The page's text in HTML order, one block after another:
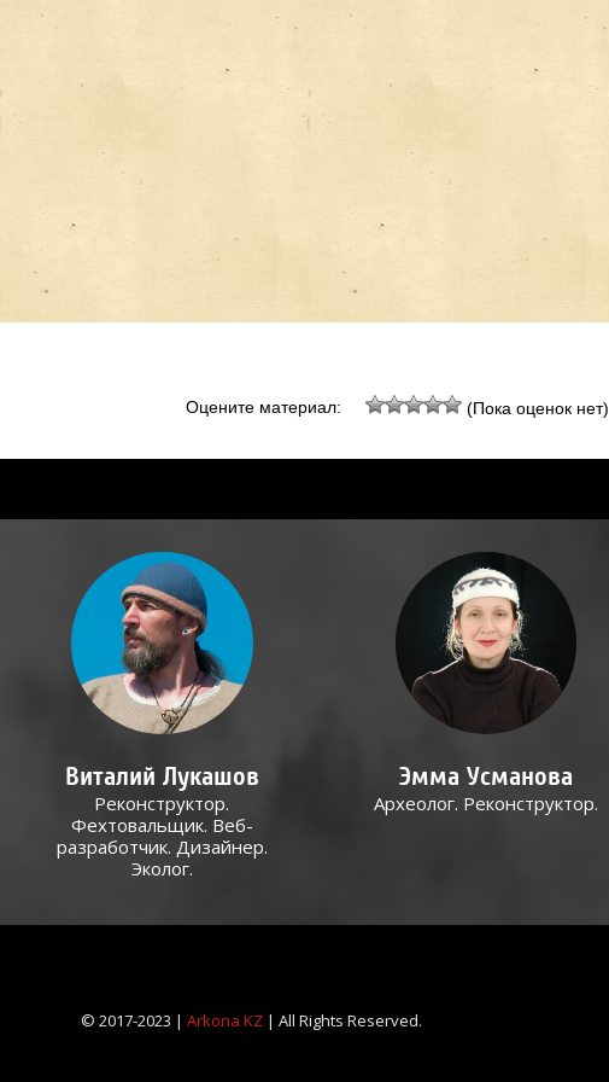
Оцените материал: (Пока оценок нет)
Виталий Лукашов
Реконструктор.
Фехтовальщик. Веб-
разработчик. Дизайнер.
Эколог.
Эмма Усманова
Археолог. Реконструктор.
© 2017-2023 |Arkona KZ | All Rights Reserved.